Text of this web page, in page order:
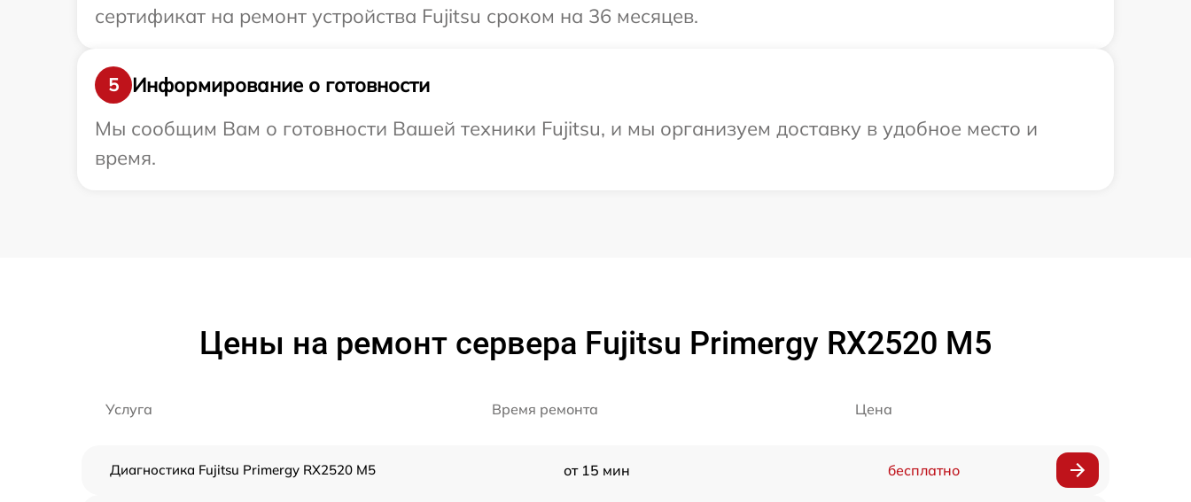
сертификат на ремонт устройства Fujitsu сроком на 36 месяцев.
5
Информирование о готовности
Мы сообщим Вам о готовности Вашей техники Fujitsu, и мы организуем доставку в удобное место и
время.
Цены на ремонт сервера Fujitsu Primergy RX2520 M5
Услуга Время ремонта Цена
Диагностика Fujitsu Primergy RX2520 M5 от 15 мин бесплатно